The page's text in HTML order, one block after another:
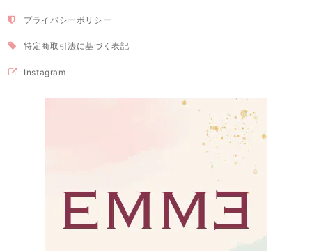
プライバシーポリシー
特定商取引法に基づく表記
Instagram